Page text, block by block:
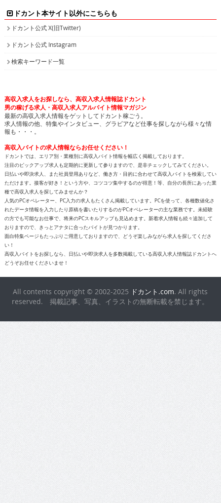
ドカント本サイト以外にこちらも
ドカント公式 X(旧Twitter)
ドカント公式 Instagram
検索キーワード一覧
高収入求人をお探しなら、高収入求人情報誌ドカント
男の稼げる求人・高収入求人アルバイト情報マガジン
最新の高収入求人情報をゲットしてドカント稼ごう。
求人情報の他、特集やインタビュー、グラビアなど仕事を探しながら様々な情
報も・・・。
高収入バイトの求人情報ならお任せください！
ドカントでは、エリア別・業種別に高収入バイト情報を幅広く掲載しております。
注目のピックアップ求人も定期的に更新して参りますので、是非チェックしてみてください。
日払いや即決求人、また社員登用ありなど、働き方・目的に合わせて高収入バイトを検索してい
ただけます。接客が好き！という方や、コツコツ集中するのが得意！等、自分の長所にあった業
種で高収入求人を探してみませんか？
人気のPCオペレーター、PC入力の求人もたくさん掲載しています。PCを使って、各種数値化さ
れたデータ情報を入力したり原稿を書いたりするのがPCオペレーターの主な業務です。未経験
の方でも可能なお仕事で、将来のPCスキルアップも見込めます。新着求人情報も続々追加して
おりますので、きっとアナタに合ったバイトが見つかります。
面白特集ページもたっぷりご用意しておりますので、どうぞ楽しみながら求人を探してくださ
い！
高収入バイトをお探しなら、日払いや即決求人を多数掲載している高収入求人情報誌ドカントへ
どうぞお任せくださいませ！
All contents copyright © 2002-2025 ドカント.com. All rights
reserved. 掲載記事、写真、イラストの無断転載を禁じます。